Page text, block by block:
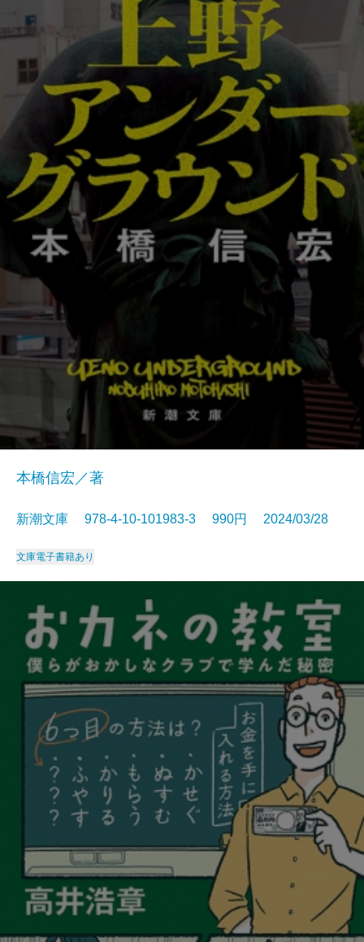
本橋信宏／著
新潮文庫 978-4-10-101983-3 990円 2024/03/28
文庫電子書籍あり